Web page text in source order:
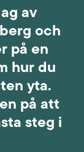
av
och
på en
hur du
yta.
på att
steg i